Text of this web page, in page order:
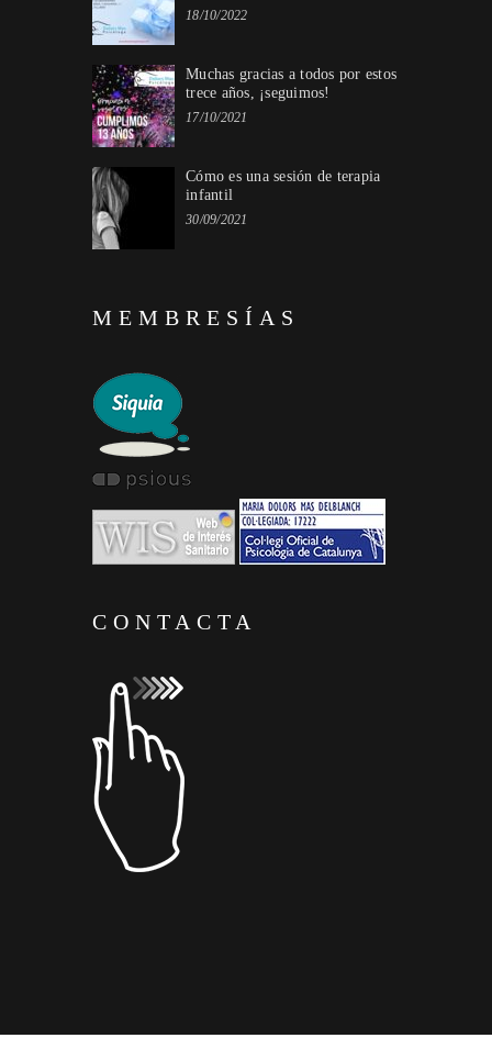
18/10/2022
Muchas gracias a todos por estos
trece años, ¡seguimos!
17/10/2021
Cómo es una sesión de terapia
infantil
30/09/2021
MEMBRESÍAS
CONTACTA